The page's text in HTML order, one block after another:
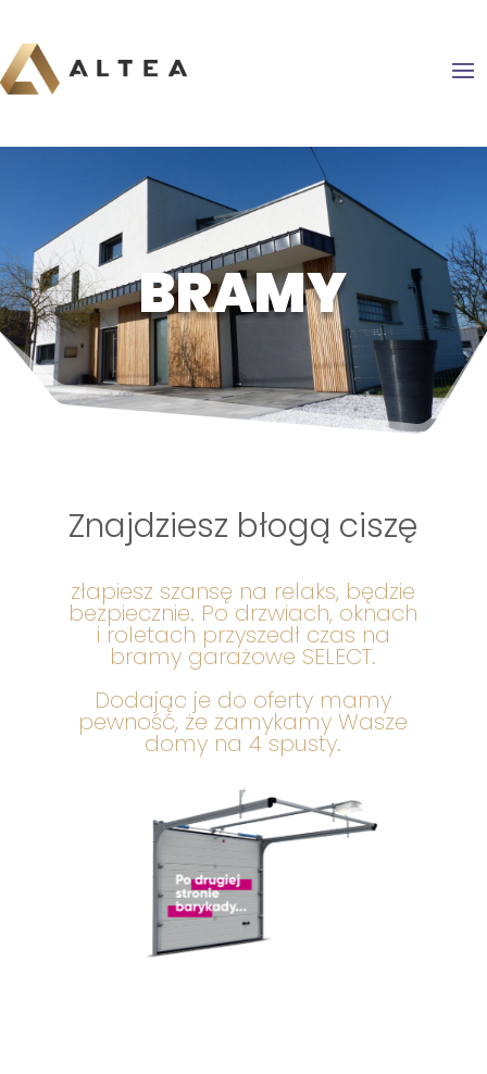
BRAMY
Znajdziesz błogą ciszę
złapiesz szansę na relaks, będzie
bezpiecznie. Po drzwiach, oknach
i roletach przyszedł czas na
bramy garażowe SELECT.
Dodając je do oferty mamy
pewność, że zamykamy Wasze
domy na 4 spusty.